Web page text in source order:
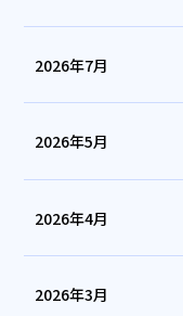
2026年7月
2026年5月
2026年4月
2026年3月